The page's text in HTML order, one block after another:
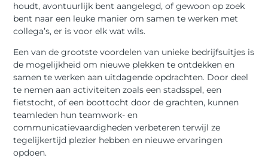
houdt, avontuurlijk bent aangelegd, of gewoon op zoek
bent naar een leuke manier om samen te werken met
collega’s, er is voor elk wat wils.
Een van de grootste voordelen van unieke bedrijfsuitjes is
de mogelijkheid om nieuwe plekken te ontdekken en
samen te werken aan uitdagende opdrachten. Door deel
te nemen aan activiteiten zoals een stadsspel, een
fietstocht, of een boottocht door de grachten, kunnen
teamleden hun teamwork- en
communicatievaardigheden verbeteren terwijl ze
tegelijkertijd plezier hebben en nieuwe ervaringen
opdoen.